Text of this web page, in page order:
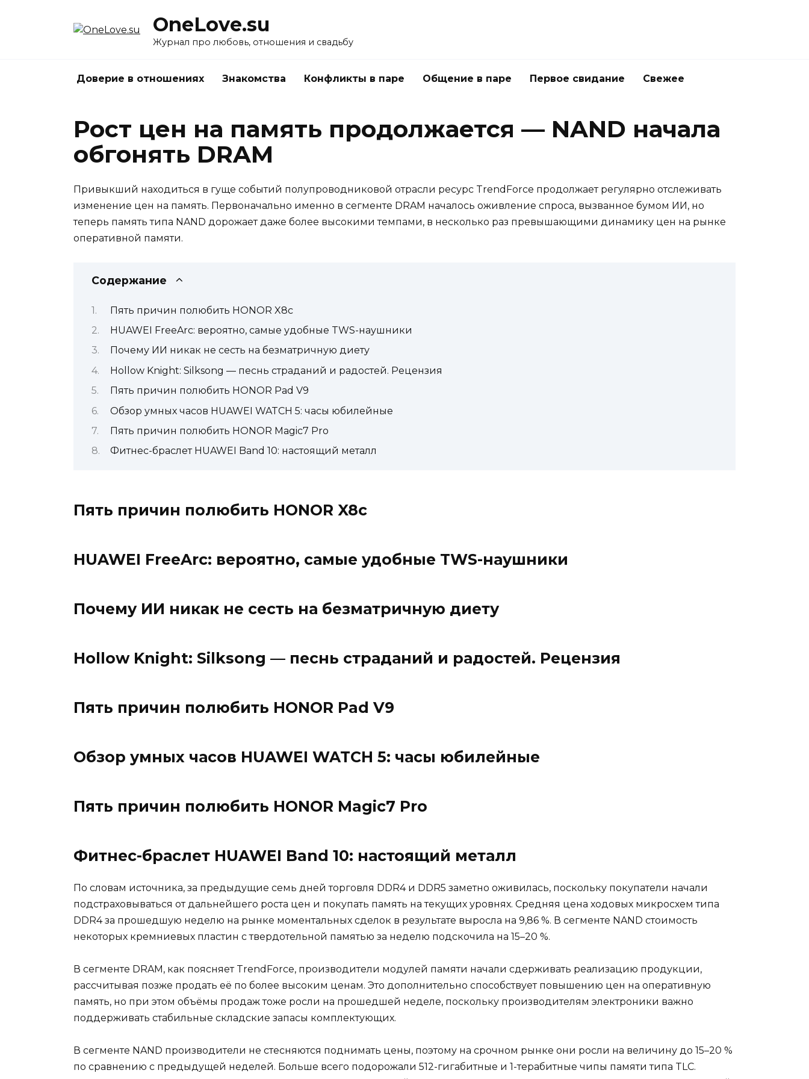
OneLove.su
Журнал про любовь, отношения и свадьбу
Доверие в отношениях Знакомства Конфликты в паре Общение в паре Первое свидание Свежее
Рост цен на память продолжается — NAND начала
обгонять DRAM
Привыкший находиться в гуще событий полупроводниковой отрасли ресурс TrendForce продолжает регулярно отслеживать
изменение цен на память. Первоначально именно в сегменте DRAM началось оживление спроса, вызванное бумом ИИ, но
теперь память типа NAND дорожает даже более высокими темпами, в несколько раз превышающими динамику цен на рынке
оперативной памяти.
Содержание
Пять причин полюбить HONOR X8c
HUAWEI FreeArc: вероятно, самые удобные TWS-наушники
Почему ИИ никак не сесть на безматричную диету
Hollow Knight: Silksong — песнь страданий и радостей. Рецензия
Пять причин полюбить HONOR Pad V9
Обзор умных часов HUAWEI WATCH 5: часы юбилейные
Пять причин полюбить HONOR Magic7 Pro
Фитнес-браслет HUAWEI Band 10: настоящий металл
Пять причин полюбить HONOR X8c
HUAWEI FreeArc: вероятно, самые удобные TWS-наушники
Почему ИИ никак не сесть на безматричную диету
Hollow Knight: Silksong — песнь страданий и радостей. Рецензия
Пять причин полюбить HONOR Pad V9
Обзор умных часов HUAWEI WATCH 5: часы юбилейные
Пять причин полюбить HONOR Magic7 Pro
Фитнес-браслет HUAWEI Band 10: настоящий металл
По словам источника, за предыдущие семь дней торговля DDR4 и DDR5 заметно оживилась, поскольку покупатели начали
подстраховываться от дальнейшего роста цен и покупать память на текущих уровнях. Средняя цена ходовых микросхем типа
DDR4 за прошедшую неделю на рынке моментальных сделок в результате выросла на 9,86 %. В сегменте NAND стоимость
некоторых кремниевых пластин с твердотельной памятью за неделю подскочила на 15–20 %.
В сегменте DRAM, как поясняет TrendForce, производители модулей памяти начали сдерживать реализацию продукции,
рассчитывая позже продать её по более высоким ценам. Это дополнительно способствует повышению цен на оперативную
память, но при этом объёмы продаж тоже росли на прошедшей неделе, поскольку производителям электроники важно
поддерживать стабильные складские запасы комплектующих.
В сегменте NAND производители не стесняются поднимать цены, поэтому на срочном рынке они росли на величину до 15–20 %
по сравнению с предыдущей неделей. Больше всего подорожали 512-гигабитные и 1-терабитные чипы памяти типа TLC.